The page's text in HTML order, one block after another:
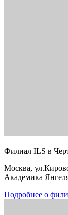
Филиал ILS в
Москва,
Академика
Подробнее о